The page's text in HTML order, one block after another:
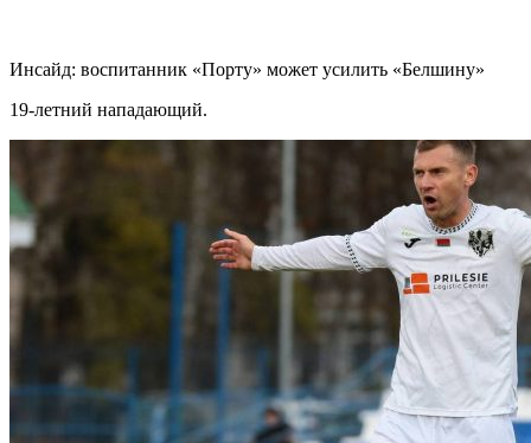
Инсайд: воспитанник «Порту» может усилить «Белшину»
19-летний нападающий.